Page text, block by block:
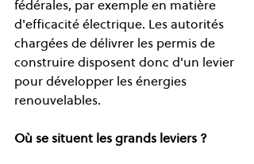
fédérales, par exemple en matière
d'efficacité électrique. Les autorités
chargées de délivrer les permis de
construire disposent donc d'un levier
pour développer les énergies
renouvelables.
Où se situent les grands leviers ?